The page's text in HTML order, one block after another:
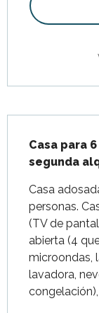
Casa para
segunda
Casa
personas.
(TV de
abierta (4
microondas,
lavadora,